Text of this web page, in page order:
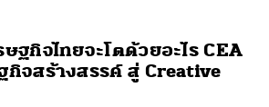
ฐกิจไทยจะโตด้วยอะไร CEA
กิจสร้างสรรค์ สู่ Creative